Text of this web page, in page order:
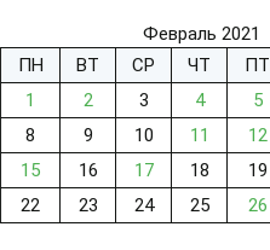
Февраль 2021
ПН
ВТ СР ЧТ ПТ
1
2 3 4 5
8
9 10 11 12
15
16 17 18 19
22
23 24 25 26